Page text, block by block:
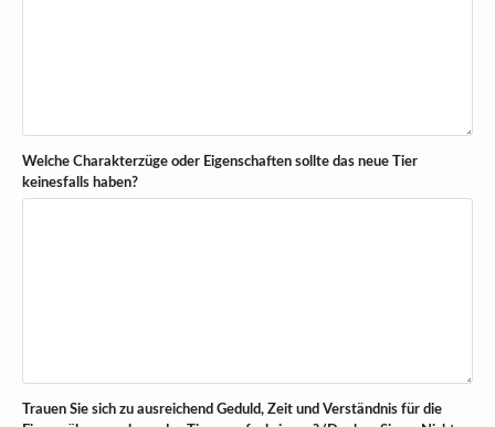
Welche Charakterzüge oder Eigenschaften sollte das neue Tier
keinesfalls haben?
Trauen Sie sich zu ausreichend Geduld, Zeit und Verständnis für die